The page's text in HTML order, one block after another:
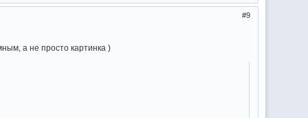
9
а не просто картинка )